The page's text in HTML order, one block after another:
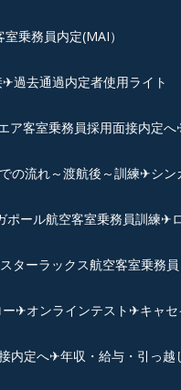
乗務員内定(MAI）
過去通過内定者使用ライト
ア客室乗務員採用面接内定
の流れ～渡航後～訓練✈シン
ール航空客室乗務員訓練✈
ターラックス航空客室乗務
✈オンラインテスト✈キャセ
内定へ✈年収・給与・引っ越